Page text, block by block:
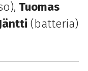
Tuomas
(batteria)